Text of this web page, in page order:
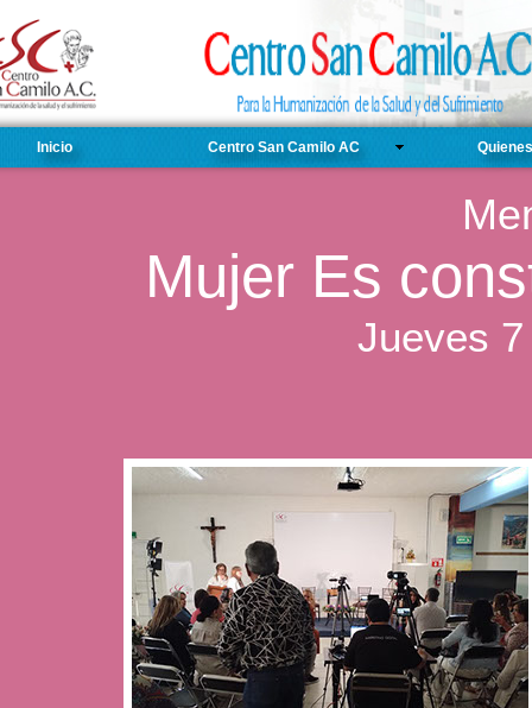
Mujer Es
Jueves
Inicio Centro San Camilo AC